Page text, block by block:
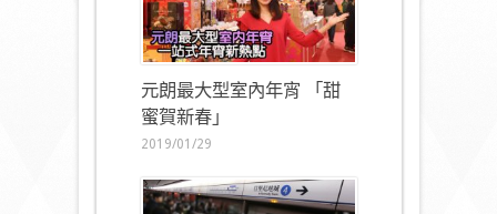
元朗最大型室內年宵 「甜
蜜賀新春」
2019/01/29